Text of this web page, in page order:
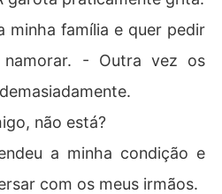
minha família e quer pedir
namorar. - Outra vez os
não está?
a minha condição e
com os meus irmãos.